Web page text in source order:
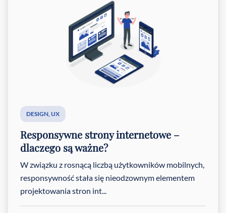
DESIGN,UX
Responsywne strony internetowe –
dlaczego są ważne?
W związku z rosnącą liczbą użytkowników mobilnych,
responsywność stała się nieodzownym elementem
projektowania stron int...